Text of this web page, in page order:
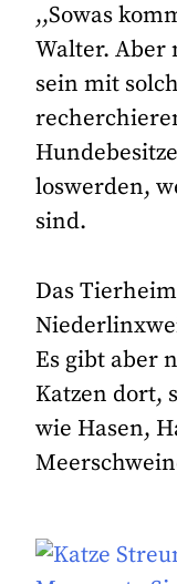
,,Sowas
Walter. Aber
sein mit
loswerden,
sind.
Das
Es gibt aber
Katzen dort,
wie Hasen,